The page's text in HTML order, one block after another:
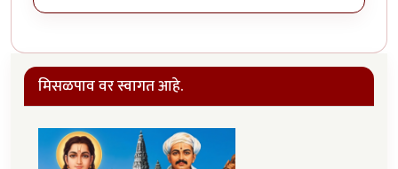
मिसळपाव वर स्वागत आहे.